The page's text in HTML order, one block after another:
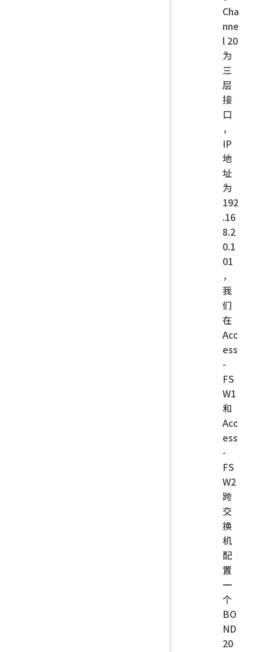
Cha
nne
l 20
为
三
层
接
口
，
IP
地
址
为
192
.16
8.2
0.1
01
，
我
们
在
Acc
ess
-
FS
W1
和
Acc
ess
-
FS
W2
跨
交
换
机
配
置
一
个
BO
ND
20